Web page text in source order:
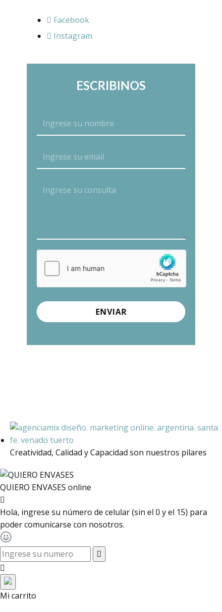
Facebook
Instagram
ESCRIBINOS
ENVIAR
Creatividad, Calidad y Capacidad son nuestros pilares
QUIERO ENVASES online
Hola, ingrese su número de celular (sin el 0 y el 15) para
poder comunicarse con nosotros.
toggle navigation
Mi carrito